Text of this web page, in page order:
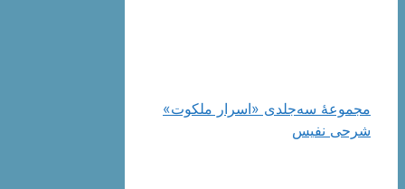
مجموعۀ سه‌جلدی «اسرار ملکوت»
شرحی نفیس